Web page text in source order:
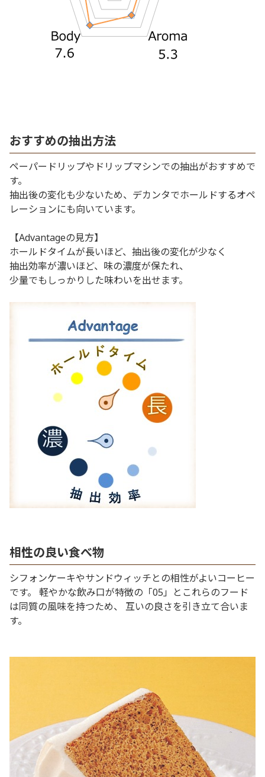
おすすめの抽出方法
ペーパードリップやドリップマシンでの抽出がおすすめで
す。
抽出後の変化も少ないため、デカンタでホールドするオペ
レーションにも向いています。
【Advantageの見方】
ホールドタイムが長いほど、抽出後の変化が少なく
抽出効率が濃いほど、味の濃度が保たれ、
少量でもしっかりした味わいを出せます。
相性の良い食べ物
シフォンケーキやサンドウィッチとの相性がよいコーヒー
です。 軽やかな飲み口が特徴の「05」とこれらのフード
は同質の風味を持つため、 互いの良さを引き立て合いま
す。